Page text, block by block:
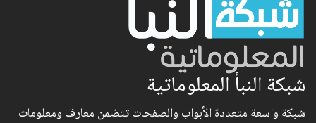
شبكة النبأ المعلوماتية
شبكة واسعة متعددة الأبواب والصفحات تتضمن معارف ومعلومات